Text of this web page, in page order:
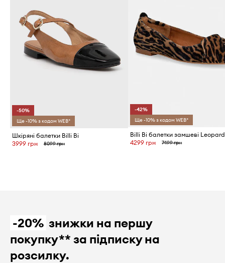
-50%
Ще -10% з кодом WEB*
Шкіряні балетки Billi Bi
3999 грн
8099 грн
-42%
Ще -10% з кодом WEB*
4299 грн 7499 грн
-20% знижки на першу
покупку** за підписку на
розсилку.